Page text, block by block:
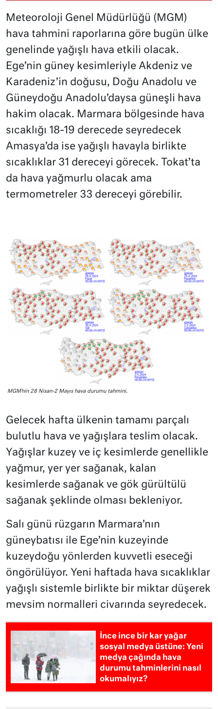
Meteoroloji Genel Müdürlüğü (MGM)
hava tahmini raporlarına göre bugün ülke
genelinde yağışlı hava etkili olacak.
Ege’nin güney kesimleriyle Akdeniz ve
Karadeniz’in doğusu, Doğu Anadolu ve
Güneydoğu Anadolu’daysa güneşli hava
hakim olacak. Marmara bölgesinde hava
sıcaklığı 18-19 derecede seyredecek
Amasya’da ise yağışlı havayla birlikte
sıcaklıklar 31 dereceyi görecek. Tokat’ta
da hava yağmurlu olacak ama
termometreler 33 dereceyi görebilir.
MGM’nin 28 Nisan-2 Mayıs hava durumu tahmini.
Gelecek hafta ülkenin tamamı parçalı
bulutlu hava ve yağışlara teslim olacak.
Yağışlar kuzey ve iç kesimlerde genellikle
yağmur, yer yer sağanak, kalan
kesimlerde sağanak ve gök gürültülü
sağanak şeklinde olması bekleniyor.
Salı günü rüzgarın Marmara’nın
güneybatısı ile Ege’nin kuzeyinde
kuzeydoğu yönlerden kuvvetli eseceği
öngörülüyor. Yeni haftada hava sıcaklıklar
yağışlı sistemle birlikte bir miktar düşerek
mevsim normalleri civarında seyredecek.
İnce ince bir kar yağar
sosyal medya üstüne: Yeni
medya çağında hava
durumu tahminlerini nasıl
okumalıyız?